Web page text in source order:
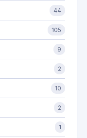
44
105
9
2
10
2
1